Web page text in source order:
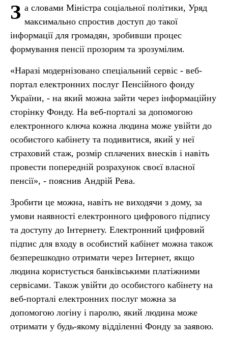
З а словами Міністра соціальної політики, Уряд
максимально спростив доступ до такої
інформації для громадян, зробивши процес
формування пенсії прозорим та зрозумілим.
«Наразі модернізовано спеціальний сервіс - веб-
портал електронних послуг Пенсійного фонду
України, - на який можна зайти через інформаційну
сторінку Фонду. На веб-порталі за допомогою
електронного ключа кожна людина може увійти до
особистого кабінету та подивитися, який у неї
страховий стаж, розмір сплачених внесків і навіть
провести попередній розрахунок своєї власної
пенсії», - пояснив Андрій Рева.
Зробити це можна, навіть не виходячи з дому, за
умови наявності електронного цифрового підпису
та доступу до Інтернету. Електронний цифровий
підпис для входу в особистий кабінет можна також
безперешкодно отримати через Інтернет, якщо
людина користується банківськими платіжними
сервісами. Також увійти до особистого кабінету на
веб-порталі електронних послуг можна за
допомогою логіну і паролю, який людина може
отримати у будь-якому відділенні Фонду за заявою.